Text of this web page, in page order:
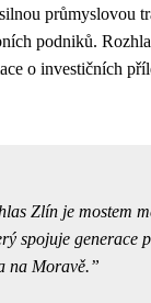
průmyslovou
podniků.
o investičních
Zlín je mostem
spojuje generace
na Moravě.